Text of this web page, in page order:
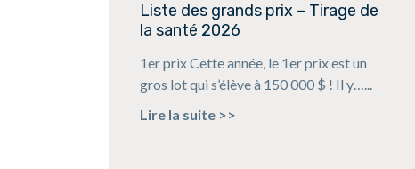
Liste des grands prix – Tirage de
la santé 2026
1er prix Cette année, le 1er prix est un
gros lot qui s’élève à 150 000 $ ! Il y…...
Lire la suite >>